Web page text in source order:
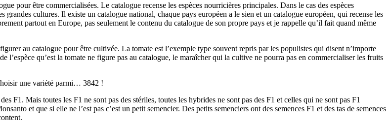
pour être commercialisées. Le catalogue recense les espèces nourricières principales. Dans le cas des espèces
grandes cultures. Il existe un catalogue national, chaque pays européen a le sien et un catalogue européen, qui recense les
partout en Europe, pas seulement le contenu du catalogue de son propre pays et je rappelle qu’il fait quand même
au catalogue pour être cultivée. La tomate est l’exemple type souvent repris par les populistes qui disent n’importe
l’espèce qu’est la tomate ne figure pas au catalogue, le maraîcher qui la cultive ne pourra pas en commercialiser les fruits
une variété parmi… 3842 !
F1. Mais toutes les F1 ne sont pas des stériles, toutes les hybrides ne sont pas des F1 et celles qui ne sont pas F1
et que si elle ne l’est pas c’est un petit semencier. Des petits semenciers ont des semences F1 et des tas de semences